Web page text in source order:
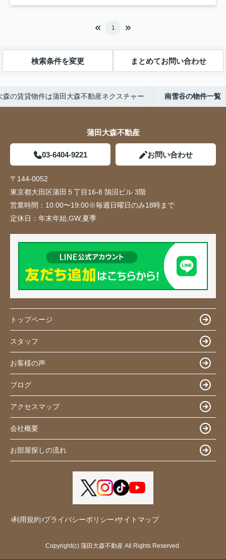
1
検索条件を変更 まとめてお問い合わせ
森の賃貸物件は蒲田大森不動産ネクスチャー 南雪谷の物件一覧
蒲田大森不動産
03-6404-9221 お問い合わせ
〒144-0052
東京都大田区蒲田５丁目16-8 鵠沼ビル 3階
営業時間： 10:00〜19:00※毎週日曜日のみ18時まで
定休日： 年末年始,GW,夏季
トップページ
スタッフ
お客様の声
ブログ
アクセスマップ
会社概要
お部屋探しの流れ
利用規約 プライバシーポリシー サイトマップ
Copyright(c) 蒲田大森不動産 All Rights Reserved.